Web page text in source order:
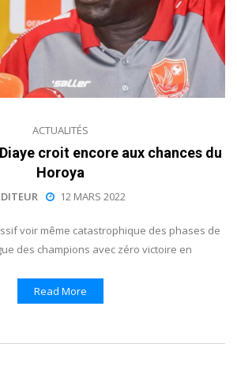
ACTUALITÉS
croit encore aux chances du
Horoya
12 MARS 2022
voir même catastrophique des phases de
des champions avec zéro victoire en
Read More